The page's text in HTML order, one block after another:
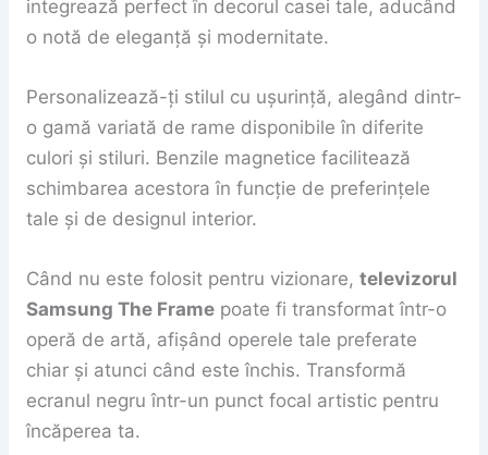
integrează perfect în decorul casei tale, aducând
o notă de eleganță și modernitate.
Personalizează-ți stilul cu ușurință, alegând dintr-
o gamă variată de rame disponibile în diferite
culori și stiluri. Benzile magnetice facilitează
schimbarea acestora în funcție de preferințele
tale și de designul interior.
Când nu este folosit pentru vizionare, televizorul
Samsung The Framepoate fi transformat într-o
operă de artă, afișând operele tale preferate
chiar și atunci când este închis. Transformă
ecranul negru într-un punct focal artistic pentru
încăperea ta.